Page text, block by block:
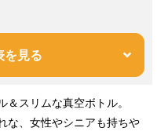
を見る
スリムな真空ボトル。
な、女性やシニアも持ちや